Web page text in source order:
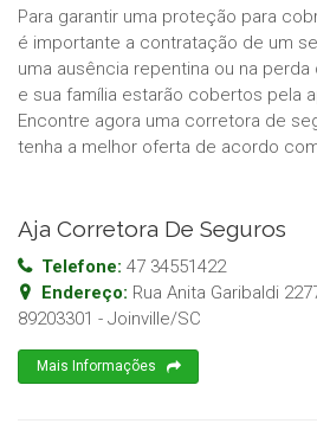
Para garantir uma proteção para
é importante a contratação de um
uma ausência repentina ou na
e sua família estarão cobertos pela
Encontre agora uma corretora de
tenha a melhor oferta de acordo
Aja Corretora De Seguros
Telefone: 47 34551422
Endereço: Rua Anita Garibaldi
89203301 - Joinville/SC
Mais Informações